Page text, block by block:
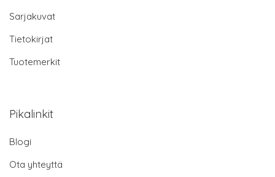
Sarjakuvat
Tietokirjat
Tuotemerkit
Pikalinkit
Blogi
Ota yhteyttä